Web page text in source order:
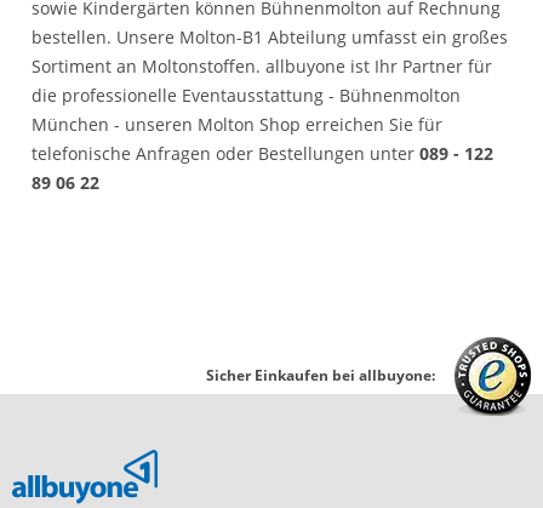
sowie Kindergärten können Bühnenmolton auf Rechnung
bestellen. Unsere Molton-B1 Abteilung umfasst ein großes
Sortiment an Moltonstoffen. allbuyone ist Ihr Partner für
die professionelle Eventausstattung - Bühnenmolton
München - unseren Molton Shop erreichen Sie für
telefonische Anfragen oder Bestellungen unter 089 - 122
89 06 22
Sicher Einkaufen bei allbuyone: